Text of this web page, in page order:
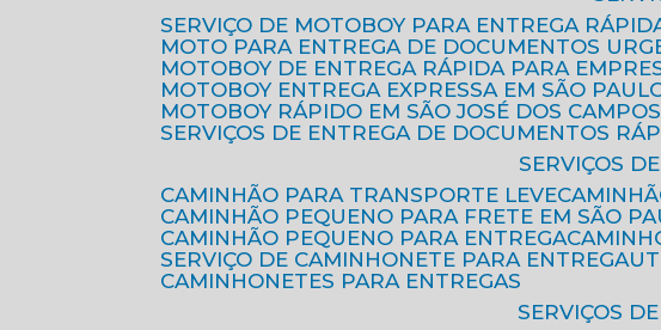
SERVIÇO DE MOTOBOY PARA ENTREGA
MOTO PARA ENTREGA DE DOCUMENTOS
MOTOBOY DE ENTREGA RÁPIDA PARA
MOTOBOY ENTREGA EXPRESSA EM SÃO
MOTOBOY RÁPIDO EM SÃO JOSÉ DOS CAMPOS
SERVIÇOS DE ENTREGA DE DOCUMENTOS
SERVIÇOS
CAMINHÃO PARA TRANSPORTE LEVE
CAMINHÃO PEQUENO PARA FRETE EM SÃO
CAMINHÃO PEQUENO PARA ENTREGA
SERVIÇO DE CAMINHONETE PARA ENTREGA
CAMINHONETES PARA ENTREGAS
SERVIÇOS